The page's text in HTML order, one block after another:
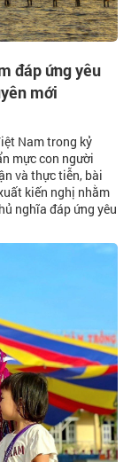
đáp ứng yêu
mới
Nam trong kỷ
mực con người
và thực tiễn, bài
kiến nghị nhằm
nghĩa đáp ứng yêu